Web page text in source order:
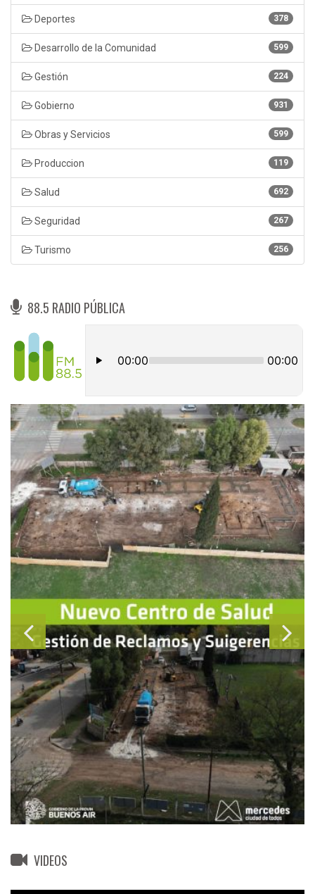
378
Deportes
599
Desarrollo de la Comunidad
224
Gestión
931
Gobierno
599
Obras y Servicios
119
Produccion
692
Salud
267
Seguridad
256
Turismo
88.5 RADIO PÚBLICA
VIDEOS